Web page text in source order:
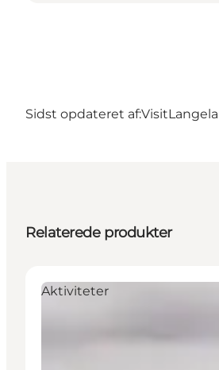
Sidst opdateret af:
Relaterede produkter
Aktiviteter